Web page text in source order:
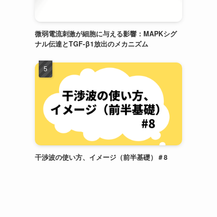
微弱電流刺激が細胞に与える影響：MAPKシグ
ナル伝達とTGF-β1放出のメカニズム
干渉波の使い方、イメージ（前半基礎）＃8